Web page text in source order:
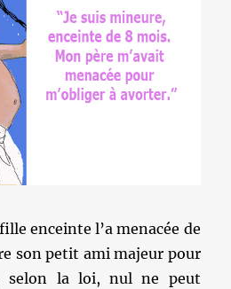
enceinte l’a menacée de
son petit ami majeur pour
selon la loi, nul ne peut